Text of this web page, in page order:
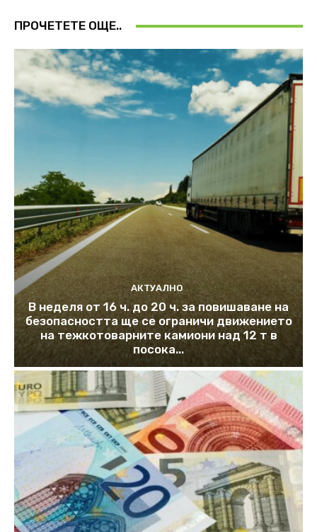
ПРОЧЕТЕТЕ ОЩЕ..
АКТУАЛНО
В неделя от 16 ч. до 20 ч. за повишаване на
безопасността ще се ограничи движението
на тежкотоварните камиони над 12 т в
посока...